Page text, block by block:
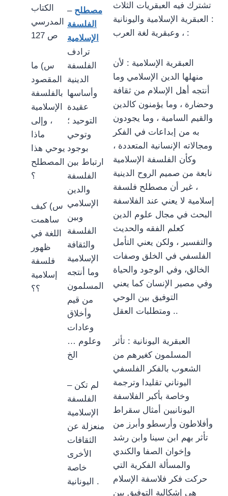
الكتاب
المدرسي
ص 127
س) ما
المقصود
بالفلسفة
الإسلامية
، وإلى
ماذا
يوحي هذا
المصطلح
؟
س) كيف
ساهمت
اللغة في
ظهور
فلسفة
إسلامية
؟؟
– مصطلح
الفلسفة
الإسلامية
ترادف
الفلسفة
الدينية
وأساسها
عقيدة
التوحيد ؛
وتوحي
بوجود
ارتباط بين
الفلسفة
والدين
الإسلامي
وبين
الفلسفة
والثقافة
الإسلامية
وما أنتجه
المسلمون
من قيم
وأخلاق
وعادات
وعلوم …
الخ
– لم تكن
الفلسفة
الإسلامية
منعزلة عن
الثقافات
الأخرى
خاصة
اليونانية .
تشترك فيه العبقريات الثلاث
: العبقرية الإسلامية واليونانية
، وعبقرية لغة العرب :
العبقرية الإسلامية : لأن
منهلها الدين الإسلامي وما
أنتجه أهل الإسلام من ثقافة
وحضارة ، وما يؤمنون كالدين
والقيم السامية ، وما يجودون
به من إبداعات في الفكر
ومجالاته الإنسانية المتعددة ،
وكأن الفلسفة الإسلامية
نابعة من صميم الروح الدينية
، غير أن مصطلح فلسفة
إسلامية لا يعني عند الفلاسفة
البحث في مجال علوم الدين
كعلم الفقه والحديث
والتفسير ، ولكن يعني التأمل
الفلسفي في الخلق وصفات
الخالق، وفي الوجود والحياة
وفي مصير الإنسان كما يعني
التوفيق بين الوحي
ومتطلبات العقل ..
العبقرية اليونانية : تأثر
المسلمون كغيرهم من
الشعوب بالفكر الفلسفي
اليوناني تقليدا وترجمة
وخاصة بأكبر الفلاسفة
اليونانيين أمثال سقراط
وأفلاطون وأرسطو وأبرز من
تأثر بهم ابن سينا وابن رشد
وإخوان الصفا والكندي
والمسألة الفكرية التي
حركت فكر فلاسفة الإسلام
هي إشكالية التوفيق بين